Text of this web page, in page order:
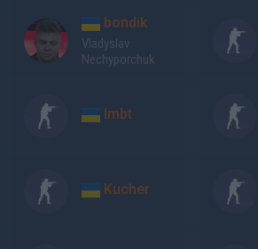
bondik
Vlаdуslаv
Nеchуроrchuk
lmbt
Kucher